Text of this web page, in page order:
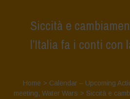
Siccità e
l’Italia fa i conti con
Home > Calendar – Upcoming
meeting, Water Wars > Siccità e